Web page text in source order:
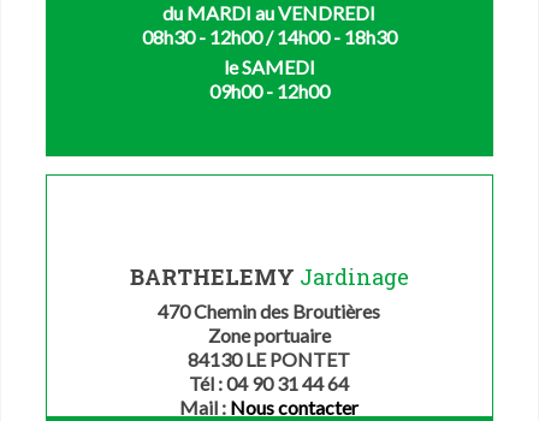
du MARDI au VENDREDI
08h30 - 12h00 / 14h00 - 18h30
le SAMEDI
09h00 - 12h00
BARTHELEMY Jardinage
470 Chemin des Broutières
Zone portuaire
84130 LE PONTET
Tél : 04 90 31 44 64
Mail : Nous contacter